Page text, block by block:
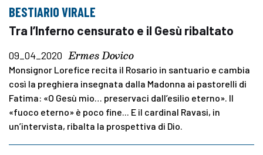
BESTIARIO VIRALE
Tra l’Inferno censurato e il Gesù ribaltato
09_04_2020 Ermes Dovico
Monsignor Lorefice recita il Rosario in santuario e cambia
così la preghiera insegnata dalla Madonna ai pastorelli di
Fatima: «O Gesù mio… preservaci dall’esilio eterno». Il
«fuoco eterno» è poco fine... E il cardinal Ravasi, in
un’intervista, ribalta la prospettiva di Dio.